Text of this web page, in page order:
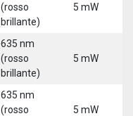
(rosso
brillante)
5 mW
635 nm
(rosso
brillante)
5 mW
635 nm
(rosso
5 mW